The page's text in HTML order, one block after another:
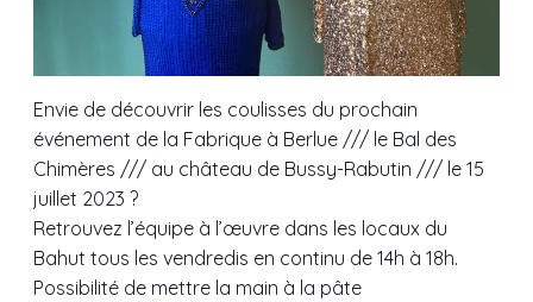
Envie de découvrir les coulisses du prochain
événement de la Fabrique à Berlue /// le Bal des
Chimères /// au château de Bussy-Rabutin /// le 15
juillet 2023 ?
Retrouvez l’équipe à l’œuvre dans les locaux du
Bahut tous les vendredis en continu de 14h à 18h.
Possibilité de mettre la main à la pâte